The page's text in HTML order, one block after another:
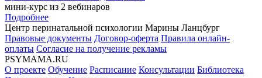
мини-курс из 2 вебинаров
Подробнее
Центр перинатальной психологии Марины Ланцбург
Правовые документы Договор-оферта Правила онлайн-
оплаты Согласие на получение рекламы
PSYMAMA.RU
О проекте Обучение Расписание Консультации Библиотека